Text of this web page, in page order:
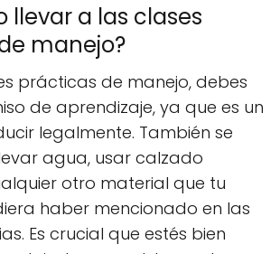
llevar a las clases
manejo?
prácticas de manejo, debes
de aprendizaje, ya que es un
legalmente. También se
agua, usar calzado
otro material que tu
haber mencionado en las
Es crucial que estés bien